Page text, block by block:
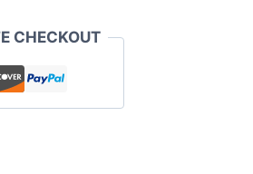
CHECKOUT